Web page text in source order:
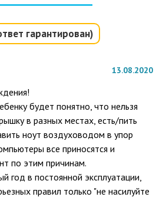
гарантирован)
13.08.2020
будет понятно, что нельзя
в разных местах, есть/пить
ноут воздуховодом в упор
все приносятся и
по этим причинам.
год в постоянной эксплуатации,
правил только "не насилуйте